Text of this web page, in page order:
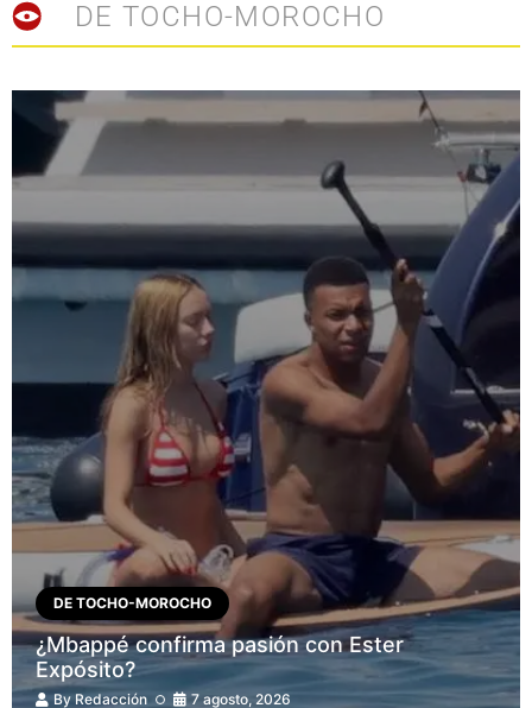
DE TOCHO-MOROCHO
DE TOCHO-MOROCHO
¿Mbappé confirma pasión con Ester
Expósito?
By Redacción 7 agosto, 2026